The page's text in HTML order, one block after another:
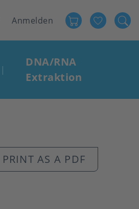
User
account
menu
Anmelden
|
DNA/RNA
Extraktion
PRINT AS A PDF